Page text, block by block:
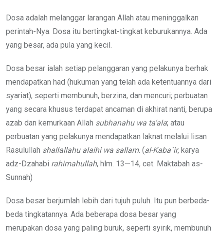
Dosa adalah melanggar larangan Allah atau meninggalkan
perintah-Nya. Dosa itu bertingkat-tingkat keburukannya. Ada
yang besar, ada pula yang kecil.
Dosa besar ialah setiap pelanggaran yang pelakunya berhak
mendapatkan had (hukuman yang telah ada ketentuannya dari
syariat), seperti membunuh, berzina, dan mencuri; perbuatan
yang secara khusus terdapat ancaman di akhirat nanti, berupa
azab dan kemurkaan Allah subhanahu wa ta’ala; atau
perbuatan yang pelakunya mendapatkan laknat melalui lisan
Rasulullah shallallahu alaihi wa sallam. (al-Kaba`ir, karya
adz-Dzahabi rahimahullah, hlm. 13—14, cet. Maktabah as-
Sunnah)
Dosa besar berjumlah lebih dari tujuh puluh. Itu pun berbeda-
beda tingkatannya. Ada beberapa dosa besar yang
merupakan dosa yang paling buruk, seperti syirik, membunuh